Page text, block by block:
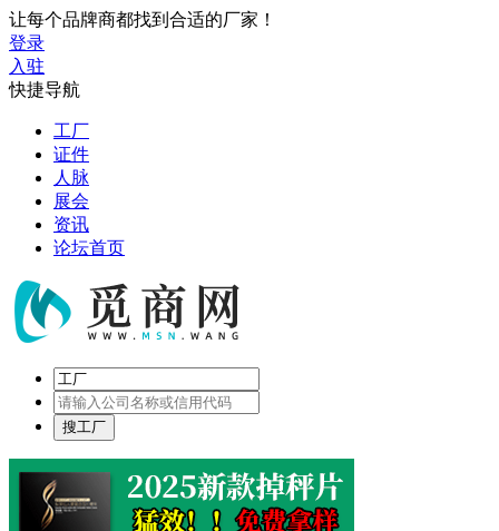
让每个品牌商都找到合适的厂家！
登录
入驻
快捷导航
工厂
证件
人脉
展会
资讯
论坛首页